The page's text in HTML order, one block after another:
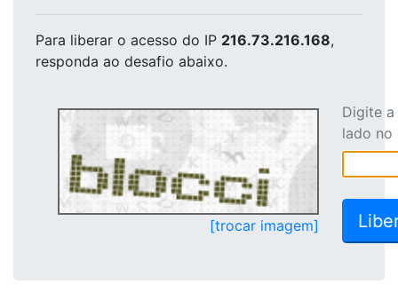
Para liberar o acesso do IP 216.73.216.168,
responda ao desafio abaixo.
[trocar imagem]
Digite
lado no